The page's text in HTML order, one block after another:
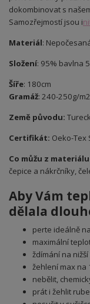
dokombinovat s
Samozřejmostí jsou i
Materiál:
Složení: 95% bavlna
Šíře: 180cm
Gramáž: 240-250g/m2
Země původu:
Certifikát: Oeko-Tex
Co můžu z
čepice a nákrčníky,
Aby Vám
dělala
perte ideálně
maximální
ždímání na
žehlení max na
nebělit,
prát i žehlit